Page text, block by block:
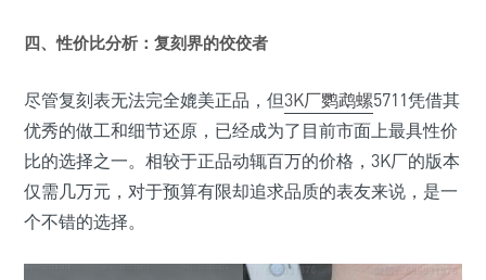
四、性价比分析：复刻界的佼佼者
尽管复刻表无法完全媲美正品，但3K厂鹦鹉螺5711凭借其
优秀的做工和细节还原，已经成为了目前市面上最具性价
比的选择之一。相较于正品动辄百万的价格，3K厂的版本
仅需几万元，对于预算有限却追求品质的表友来说，是一
个不错的选择。